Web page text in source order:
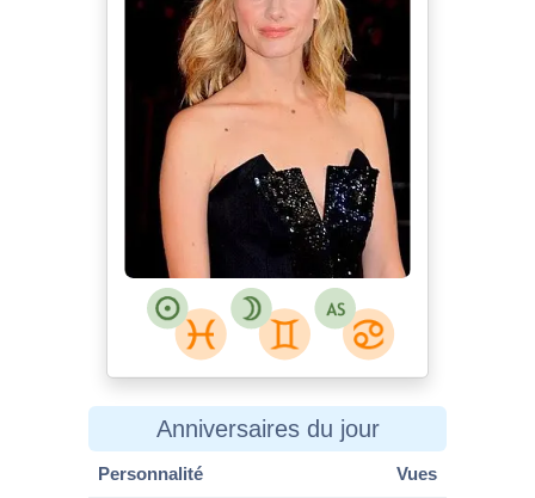
Anniversaires du jour
Personnalité Vues